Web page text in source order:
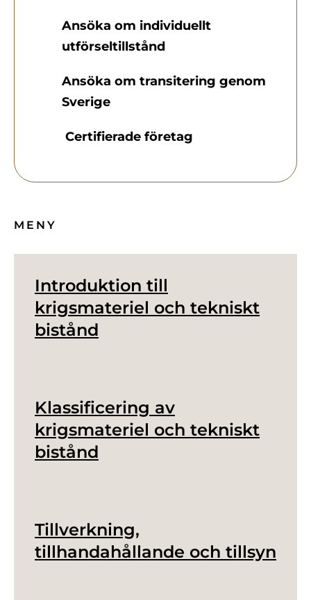
Ansöka om individuellt
utförseltillstånd
Ansöka om transitering genom
Sverige
Certifierade företag
MENY
Introduktion till
krigsmateriel och tekniskt
bistånd
Klassificering av
krigsmateriel och tekniskt
bistånd
Tillverkning,
tillhandahållande och tillsyn